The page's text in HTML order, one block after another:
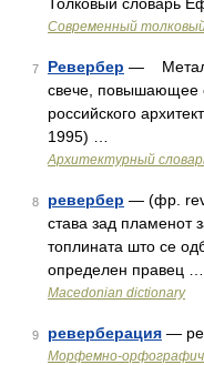
Современный
7 Ревербер —
свече,
российского
1995) …
Архитектурный
8 ревербер — (фр.
става зад пламенот
топлината што се
определен правец …
Macedonian dictionary
9 реверберация —
Морфемно-